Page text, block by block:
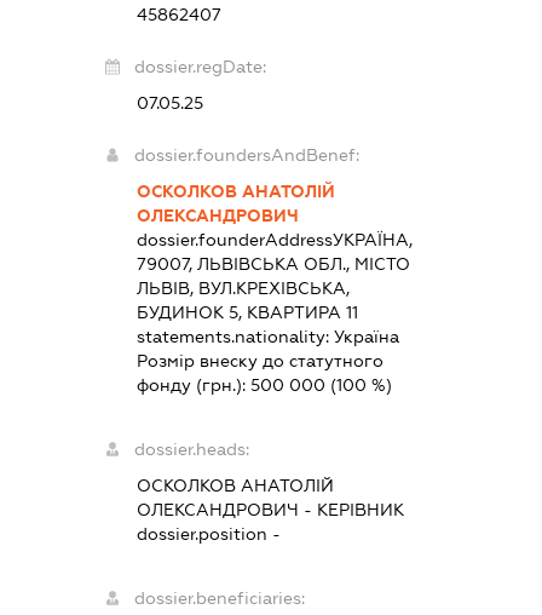
45862407
dossier.regDate:
07.05.25
dossier.foundersAndBenef:
ОСКОЛКОВ АНАТОЛІЙ
ОЛЕКСАНДРОВИЧ
dossier.founderAddressУКРАЇНА,
79007, ЛЬВІВСЬКА ОБЛ., МІСТО
ЛЬВІВ, ВУЛ.КРЕХІВСЬКА,
БУДИНОК 5, КВАРТИРА 11
statements.nationality: Україна
Розмір внеску до статутного
фонду (грн.): 500 000 (100 %)
dossier.heads:
ОСКОЛКОВ АНАТОЛІЙ
ОЛЕКСАНДРОВИЧ - КЕРІВНИК
dossier.position -
dossier.beneficiaries: